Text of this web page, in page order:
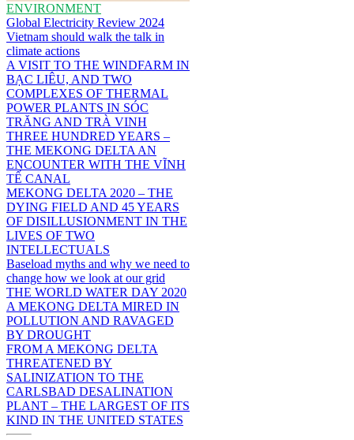
ENVIRONMENT
Global Electricity Review 2024
Vietnam should walk the talk in
climate actions
A VISIT TO THE WINDFARM IN
BẠC LIÊU, AND TWO
COMPLEXES OF THERMAL
POWER PLANTS IN SÓC
TRĂNG AND TRÀ VINH
THREE HUNDRED YEARS –
THE MEKONG DELTA AN
ENCOUNTER WITH THE VĨNH
TẾ CANAL
MEKONG DELTA 2020 – THE
DYING FIELD AND 45 YEARS
OF DISILLUSIONMENT IN THE
LIVES OF TWO
INTELLECTUALS
Baseload myths and why we need to
change how we look at our grid
THE WORLD WATER DAY 2020
A MEKONG DELTA MIRED IN
POLLUTION AND RAVAGED
BY DROUGHT
FROM A MEKONG DELTA
THREATENED BY
SALINIZATION TO THE
CARLSBAD DESALINATION
PLANT – THE LARGEST OF ITS
KIND IN THE UNITED STATES